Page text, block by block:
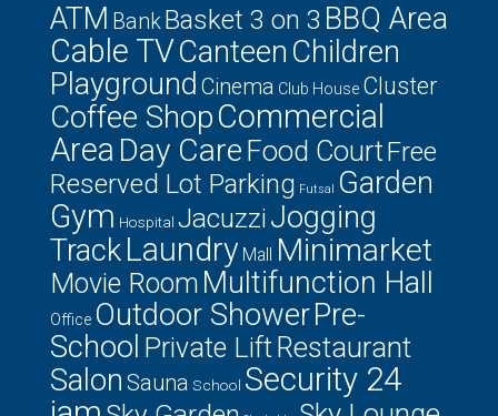
ATM BankBasket 3 on 3 BBQ Area
Cable TVCanteen Children
Playground Cinema Club House Cluster
Coffee ShopCommercial
Area Day Care Food CourtFree
Reserved Lot Parking Futsal Garden
Gym Hospital JacuzziJogging
TrackLaundry Mall Minimarket
Movie Room Multifunction Hall
Office Outdoor ShowerPre-
School Private Lift Restaurant
Salon Sauna School Security 24